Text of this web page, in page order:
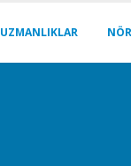
UZMANLIKLAR